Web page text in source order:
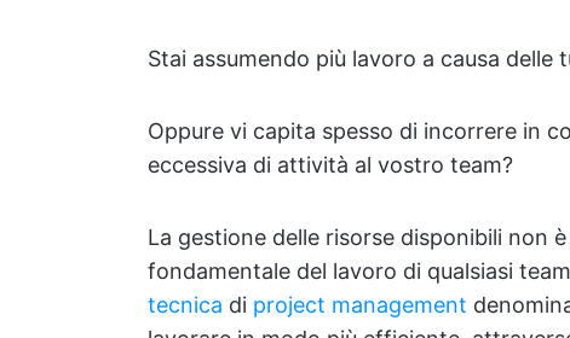
Stai assumendo più lavoro a causa delle
Oppure vi capita spesso di incorrere in
eccessiva di attività al vostro team?
La gestione delle risorse disponibili non
fondamentale del lavoro di qualsiasi
tecnica di project management